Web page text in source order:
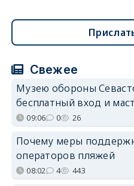
Свежее
Музею обороны
бесплатный вход и
09:06 0 26
Почему меры
операторов пляжей
08:02 4 443